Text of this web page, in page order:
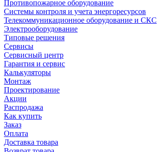
Противопожарное оборудование
Системы контроля и учета энергоресурсов
Телекоммуникационное оборудование и СКС
Электрооборудование
Типовые решения
Сервисы
Сервисный центр
Гарантия и сервис
Калькуляторы
Монтаж
Проектирование
Акции
Распродажа
Как купить
Заказ
Оплата
Доставка товара